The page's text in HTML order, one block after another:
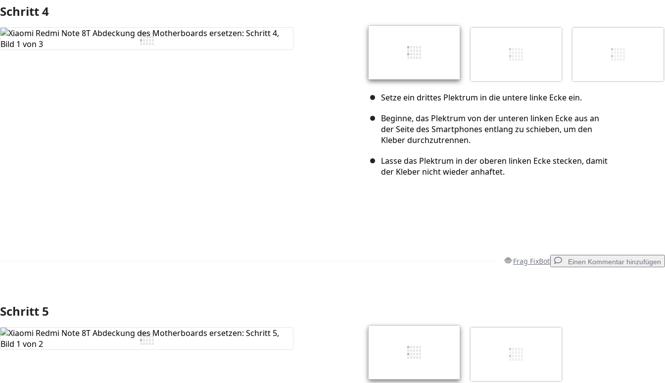
Kommentar hinzufügen
Kommentieren
Schritt 4
Setze ein drittes Plektrum in die untere linke Ecke ein.
Beginne, das Plektrum von der unteren linken Ecke aus an
der Seite des Smartphones entlang zu schieben, um den
Kleber durchzutrennen.
Lasse das Plektrum in der oberen linken Ecke stecken, damit
der Kleber nicht wieder anhaftet.
Frag FixBot Einen Kommentar hinzufügen
Kommentar hinzufügen
Schritt 5